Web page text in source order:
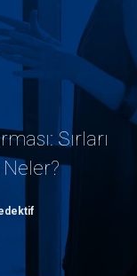
Sırları
Neler?